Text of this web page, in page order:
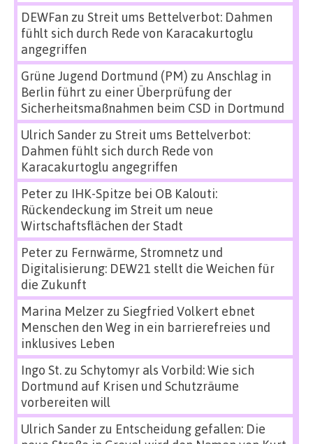
DEWFan zu Streit ums Bettelverbot: Dahmen
fühlt sich durch Rede von Karacakurtoglu
angegriffen
Grüne Jugend Dortmund (PM) zu Anschlag in
Berlin führt zu einer Überprüfung der
Sicherheitsmaßnahmen beim CSD in Dortmund
Ulrich Sanderzu Streit ums Bettelverbot:
Dahmen fühlt sich durch Rede von
Karacakurtoglu angegriffen
Peterzu IHK-Spitze bei OB Kalouti:
Rückendeckung im Streit um neue
Wirtschaftsflächen der Stadt
Peterzu Fernwärme, Stromnetz und
Digitalisierung: DEW21 stellt die Weichen für
die Zukunft
Marina Melzerzu Siegfried Volkert ebnet
Menschen den Weg in ein barrierefreies und
inklusives Leben
Ingo St.zu Schytomyr als Vorbild: Wie sich
Dortmund auf Krisen und Schutzräume
vorbereiten will
Ulrich Sanderzu Entscheidung gefallen: Die